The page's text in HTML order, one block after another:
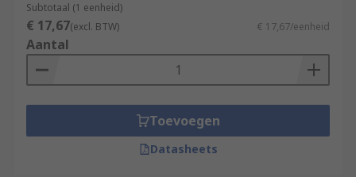
Subtotaal (1 eenheid)
€ 17,67(excl. BTW) € 17,67/eenheid
Aantal
Toevoegen
Datasheets